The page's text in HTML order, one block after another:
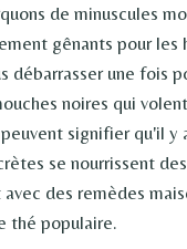
de minuscules
gênants pour les
débarrasser une fois
noires qui
signifier qu'il y
se nourrissent
des remèdes
thé populaire.